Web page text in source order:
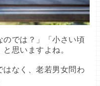
のでは？」「小さい頃
思いますよね。
はなく、老若男女問わ